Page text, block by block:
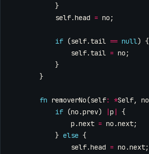
}
self.head = no ;
if (self. tail == null) {
self. tail = no ;
}
}
fn removerNo(self: *Self, no
if (no .prev) |p |
{
p .next = no .next;
} else {
self.head = no .next;